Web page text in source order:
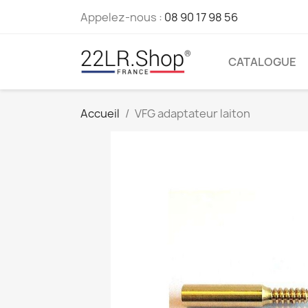
Appelez-nous : 08 90 17 98 56
CATALOGUE
Accueil VFG adaptateur laiton